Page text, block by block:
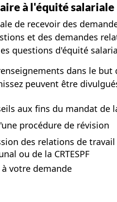
à l'équité salariale
de recevoir des
et des demandes
questions d'équité
dans le
peuvent être
aux fins du mandat de
procédure de révision
des relations de
ou de la CRTESPF
votre demande